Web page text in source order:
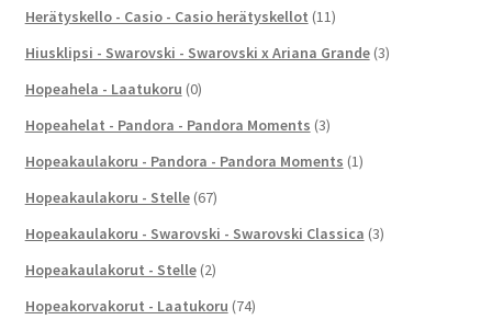
Herätyskello - Casio - Casio herätyskellot (11)
Hiusklipsi - Swarovski - Swarovski x Ariana Grande (3)
Hopeahela - Laatukoru (0)
Hopeahelat - Pandora - Pandora Moments (3)
Hopeakaulakoru - Pandora - Pandora Moments (1)
Hopeakaulakoru - Stelle (67)
Hopeakaulakoru - Swarovski - Swarovski Classica (3)
Hopeakaulakorut - Stelle (2)
Hopeakorvakorut - Laatukoru (74)